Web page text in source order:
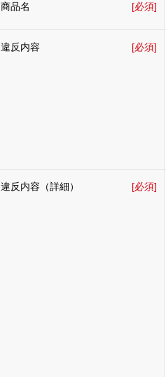
商品名 [必須]
違反内容 [必須]
違反内容（詳細） [必須]